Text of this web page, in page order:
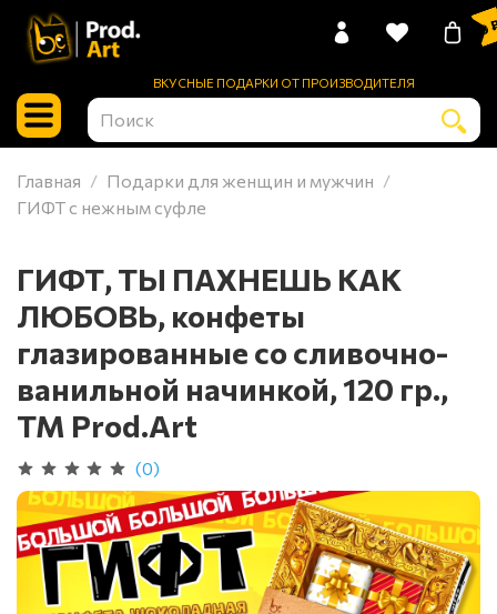
ВКУСНЫЕ ПОДАРКИ ОТ ПРОИЗВОДИТЕЛЯ
0
Главная
Подарки для женщин и мужчин
ГИФТ с нежным суфле
ГИФТ, ТЫ ПАХНЕШЬ КАК
ЛЮБОВЬ, конфеты
глазированные со сливочно-
ванильной начинкой, 120 гр.,
TM Prod.Art
(0)